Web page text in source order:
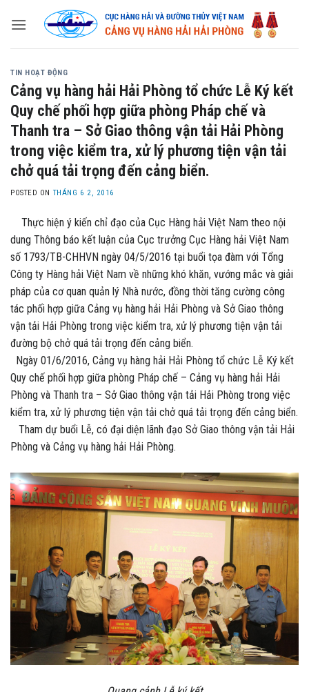
TIN HOẠT ĐỘNG
Cảng vụ hàng hải Hải Phòng tổ chức Lễ Ký kết
Quy chế phối hợp giữa phòng Pháp chế và
Thanh tra – Sở Giao thông vận tải Hải Phòng
trong việc kiểm tra, xử lý phương tiện vận tải
chở quá tải trọng đến cảng biển.
POSTED ON THÁNG 6 2, 2016
Thực hiện ý kiến chỉ đạo của Cục Hàng hải Việt Nam theo nội
dung Thông báo kết luận của Cục trưởng Cục Hàng hải Việt Nam
số 1793/TB-CHHVN ngày 04/5/2016 tại buổi tọa đàm với Tổng
Công ty Hàng hải Việt Nam về những khó khăn, vướng mắc và giải
pháp của cơ quan quản lý Nhà nước, đồng thời tăng cường công
tác phối hợp giữa Cảng vụ hàng hải Hải Phòng và Sở Giao thông
vận tải Hải Phòng trong việc kiểm tra, xử lý phương tiện vận tải
đường bộ chở quá tải trọng đến cảng biển.
Ngày 01/6/2016, Cảng vụ hàng hải Hải Phòng tổ chức Lễ Ký kết
Quy chế phối hợp giữa phòng Pháp chế – Cảng vụ hàng hải Hải
Phòng và Thanh tra – Sở Giao thông vận tải Hải Phòng trong việc
kiểm tra, xử lý phương tiện vận tải chở quá tải trọng đến cảng biển.
Tham dự buổi Lễ, có đại diện lãnh đạo Sở Giao thông vận tải Hải
Phòng và Cảng vụ hàng hải Hải Phòng.